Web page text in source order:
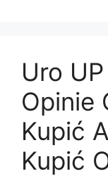
o
k
n
Uro
Opinie
Kupić
Kupić